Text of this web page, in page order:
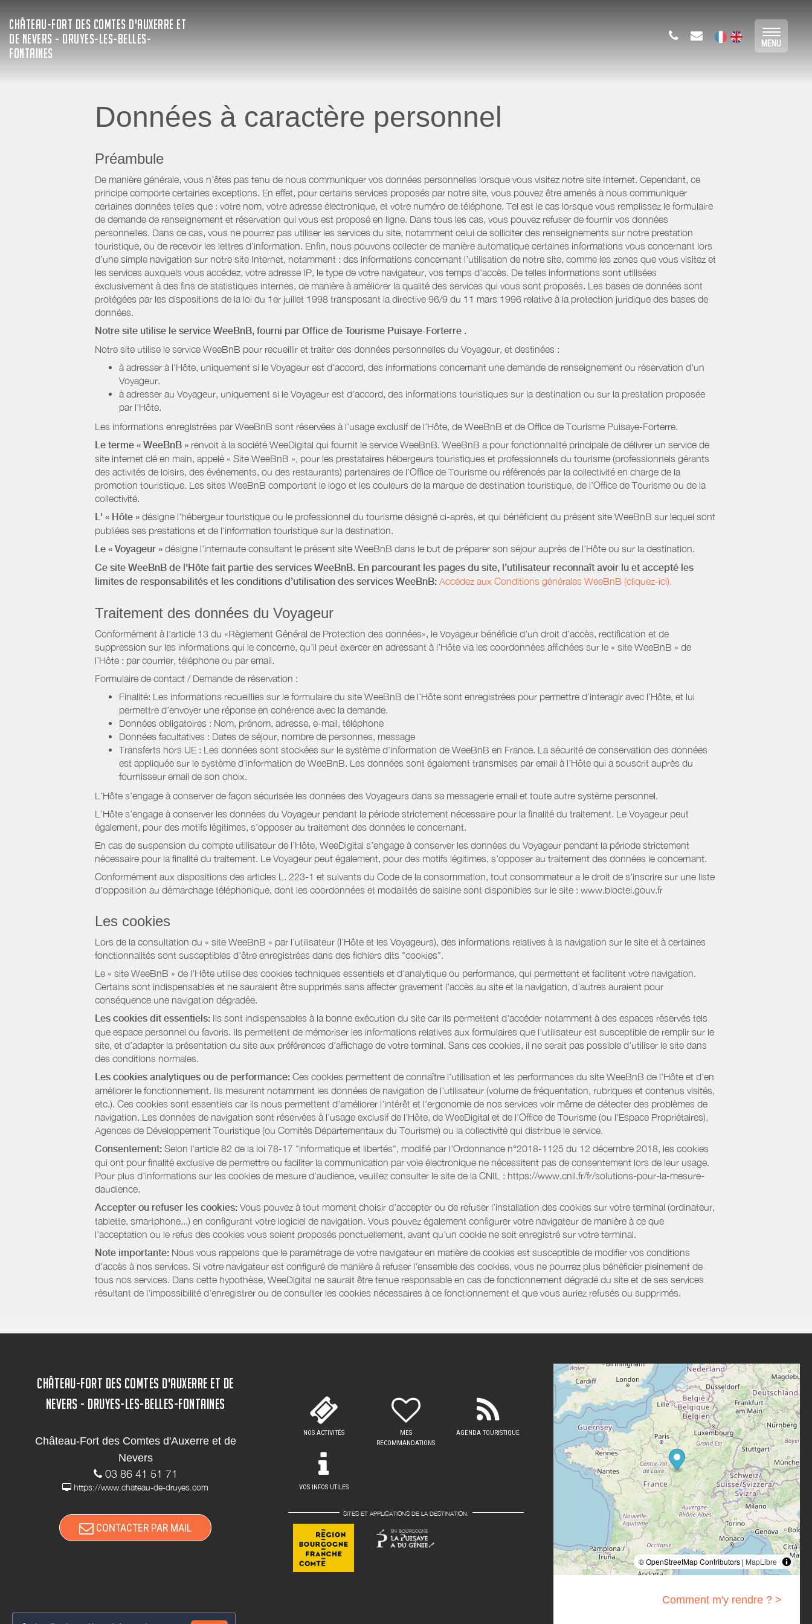
CHÂTEAU-FORT DES COMTES D'AUXERRE ET
DE NEVERS - DRUYES-LES-BELLES-
FONTAINES
Toggle
MENU
Données à caractère personnel
Préambule
De manière générale, vous n’êtes pas tenu de nous communiquer vos données personnelles lorsque vous visitez notre site Internet. Cependant, ce
principe comporte certaines exceptions. En effet, pour certains services proposés par notre site, vous pouvez être amenés à nous communiquer
certaines données telles que : votre nom, votre adresse électronique, et votre numéro de téléphone. Tel est le cas lorsque vous remplissez le formulaire
de demande de renseignement et réservation qui vous est proposé en ligne. Dans tous les cas, vous pouvez refuser de fournir vos données
personnelles. Dans ce cas, vous ne pourrez pas utiliser les services du site, notamment celui de solliciter des renseignements sur notre prestation
touristique, ou de recevoir les lettres d’information. Enfin, nous pouvons collecter de manière automatique certaines informations vous concernant lors
d’une simple navigation sur notre site Internet, notamment : des informations concernant l’utilisation de notre site, comme les zones que vous visitez et
les services auxquels vous accédez, votre adresse IP, le type de votre navigateur, vos temps d'accès. De telles informations sont utilisées
exclusivement à des fins de statistiques internes, de manière à améliorer la qualité des services qui vous sont proposés. Les bases de données sont
protégées par les dispositions de la loi du 1er juillet 1998 transposant la directive 96/9 du 11 mars 1996 relative à la protection juridique des bases de
données.
Notre site utilise le service WeeBnB, fourni par Office de Tourisme Puisaye-Forterre .
Notre site utilise le service WeeBnB pour recueillir et traiter des données personnelles du Voyageur, et destinées :
à adresser à l'Hôte, uniquement si le Voyageur est d'accord, des informations concernant une demande de renseignement ou réservation d'un
Voyageur.
à adresser au Voyageur, uniquement si le Voyageur est d'accord, des informations touristiques sur la destination ou sur la prestation proposée
par l'Hôte.
Les informations enregistrées par WeeBnB sont réservées à l’usage exclusif de l’Hôte, de WeeBnB et de Office de Tourisme Puisaye-Forterre.
Le terme « WeeBnB » renvoit à la société WeeDigital qui fournit le service WeeBnB. WeeBnB a pour fonctionnalité principale de délivrer un service de
site internet clé en main, appelé « Site WeeBnB », pour les prestataires hébergeurs touristiques et professionnels du tourisme (professionnels gérants
des activités de loisirs, des événements, ou des restaurants) partenaires de l’Office de Tourisme ou référencés par la collectivité en charge de la
promotion touristique. Les sites WeeBnB comportent le logo et les couleurs de la marque de destination touristique, de l’Office de Tourisme ou de la
collectivité.
L' « Hôte » désigne l'hébergeur touristique ou le professionnel du tourisme désigné ci-après, et qui bénéficient du présent site WeeBnB sur lequel sont
publiées ses prestations et de l'information touristique sur la destination.
Le « Voyageur » désigne l'internaute consultant le présent site WeeBnB dans le but de préparer son séjour auprès de l'Hôte ou sur la destination.
Ce site WeeBnB de l'Hôte fait partie des services WeeBnB. En parcourant les pages du site, l’utilisateur reconnaît avoir lu et accepté les
limites de responsabilités et les conditions d’utilisation des services WeeBnB: Accédez aux Conditions générales WeeBnB (cliquez-ici).
Traitement des données du Voyageur
Conformément à l'article 13 du «Règlement Général de Protection des données», le Voyageur bénéficie d’un droit d’accès, rectification et de
suppression sur les informations qui le concerne, qu’il peut exercer en adressant à l’Hôte via les coordonnées affichées sur le « site WeeBnB » de
l’Hôte : par courrier, téléphone ou par email.
Formulaire de contact / Demande de réservation :
Finalité: Les informations recueillies sur le formulaire du site WeeBnB de l’Hôte sont enregistrées pour permettre d’interagir avec l’Hôte, et lui
permettre d’envoyer une réponse en cohérence avec la demande.
Données obligatoires : Nom, prénom, adresse, e-mail, téléphone
Données facultatives : Dates de séjour, nombre de personnes, message
Transferts hors UE : Les données sont stockées sur le système d’information de WeeBnB en France. La sécurité de conservation des données
est appliquée sur le système d’information de WeeBnB. Les données sont également transmises par email à l’Hôte qui a souscrit auprès du
fournisseur email de son choix.
L’Hôte s’engage à conserver de façon sécurisée les données des Voyageurs dans sa messagerie email et toute autre système personnel.
L’Hôte s’engage à conserver les données du Voyageur pendant la période strictement nécessaire pour la finalité du traitement. Le Voyageur peut
également, pour des motifs légitimes, s’opposer au traitement des données le concernant.
En cas de suspension du compte utilisateur de l’Hôte, WeeDigital s’engage à conserver les données du Voyageur pendant la période strictement
nécessaire pour la finalité du traitement. Le Voyageur peut également, pour des motifs légitimes, s’opposer au traitement des données le concernant.
Conformément aux dispositions des articles L. 223-1 et suivants du Code de la consommation, tout consommateur a le droit de s'inscrire sur une liste
d'opposition au démarchage téléphonique, dont les coordonnées et modalités de saisine sont disponibles sur le site : www.bloctel.gouv.fr
Les cookies
Lors de la consultation du « site WeeBnB » par l’utilisateur (l’Hôte et les Voyageurs), des informations relatives à la navigation sur le site et à certaines
fonctionnalités sont susceptibles d'être enregistrées dans des fichiers dits "cookies".
Le « site WeeBnB » de l’Hôte utilise des cookies techniques essentiels et d'analytique ou performance, qui permettent et facilitent votre navigation.
Certains sont indispensables et ne sauraient être supprimés sans affecter gravement l’accès au site et la navigation, d’autres auraient pour
conséquence une navigation dégradée.
Les cookies dit essentiels: Ils sont indispensables à la bonne exécution du site car ils permettent d'accéder notamment à des espaces réservés tels
que espace personnel ou favoris. Ils permettent de mémoriser les informations relatives aux formulaires que l’utilisateur est susceptible de remplir sur le
site, et d’adapter la présentation du site aux préférences d’affichage de votre terminal. Sans ces cookies, il ne serait pas possible d'utiliser le site dans
des conditions normales.
Les cookies analytiques ou de performance: Ces cookies permettent de connaître l'utilisation et les performances du site WeeBnB de l’Hôte et d'en
améliorer le fonctionnement. Ils mesurent notamment les données de navigation de l’utilisateur (volume de fréquentation, rubriques et contenus visités,
etc.). Ces cookies sont essentiels car ils nous permettent d'améliorer l'intérêt et l'ergonomie de nos services voir même de détecter des problèmes de
navigation. Les données de navigation sont réservées à l’usage exclusif de l’Hôte, de WeeDigital et de l’Office de Tourisme (ou l'Espace Propriétaires),
Agences de Développement Touristique (ou Comités Départementaux du Tourisme) ou la collectivité qui distribue le service.
Consentement: Selon l'article 82 de la loi 78-17 "informatique et libertés", modifié par l'Ordonnance n°2018-1125 du 12 décembre 2018, les cookies
qui ont pour finalité exclusive de permettre ou faciliter la communication par voie électronique ne nécessitent pas de consentement lors de leur usage.
Pour plus d’informations sur les cookies de mesure d’audience, veuillez consulter le site de la CNIL : https://www.cnil.fr/fr/solutions-pour-la-mesure-
daudience.
Accepter ou refuser les cookies: Vous pouvez à tout moment choisir d’accepter ou de refuser l’installation des cookies sur votre terminal (ordinateur,
tablette, smartphone...) en configurant votre logiciel de navigation. Vous pouvez également configurer votre navigateur de manière à ce que
l’acceptation ou le refus des cookies vous soient proposés ponctuellement, avant qu’un cookie ne soit enregistré sur votre terminal.
Note importante: Nous vous rappelons que le paramétrage de votre navigateur en matière de cookies est susceptible de modifier vos conditions
d'accès à nos services. Si votre navigateur est configuré de manière à refuser l'ensemble des cookies, vous ne pourrez plus bénéficier pleinement de
tous nos services. Dans cette hypothèse, WeeDigital ne saurait être tenue responsable en cas de fonctionnement dégradé du site et de ses services
résultant de l’impossibilité d’enregistrer ou de consulter les cookies nécessaires à ce fonctionnement et que vous auriez refusés ou supprimés.
CHÂTEAU-FORT DES COMTES D'AUXERRE ET DE
NEVERS - DRUYES-LES-BELLES-FONTAINES
Château-Fort des Comtes d'Auxerre et de
Nevers
03 86 41 51 71
https://www.chateau-de-druyes.com
CONTACTER PAR MAIL
NOS ACTIVITÉS
MES
RECOMMANDATIONS
AGENDA TOURISTIQUE
VOS INFOS UTILES
SITES ET APPLICATIONS DE LA DESTINATION:
© OpenStreetMap Contributors | MapLibre
Comment m'y rendre ? >